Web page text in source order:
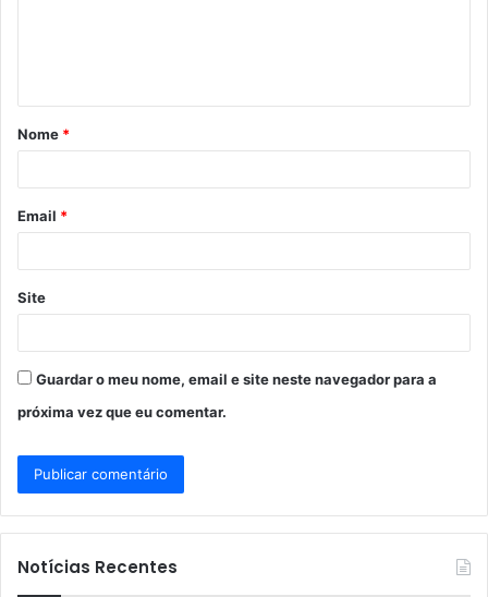
á
r
*
Nome *
Email *
Site
Guardar o meu nome, email e site neste navegador para a
próxima vez que eu comentar.
Notícias Recentes